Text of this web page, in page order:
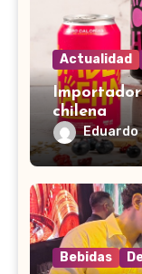
Actualidad
chilena
Eduardo
Bebidas